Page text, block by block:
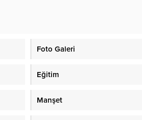
Foto Galeri
Eğitim
Manşet